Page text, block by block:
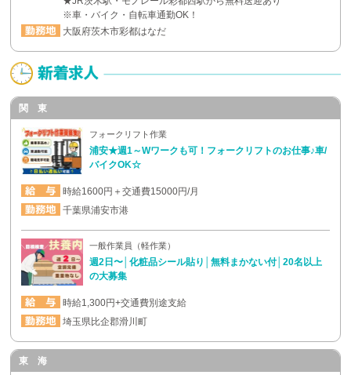
※車・バイク・自転車通勤OK！
大阪府茨木市彩都はなだ
関 東
フォークリフト作業
浦安★週1～Wワークも可！フォークリフトのお仕事♪車/
バイクOK☆
時給1600円＋交通費15000円/月
千葉県浦安市港
一般作業員（軽作業）
週2日〜│化粧品シール貼り│無料まかない付│20名以上
の大募集
時給1,300円+交通費別途支給
埼玉県比企郡滑川町
東 海